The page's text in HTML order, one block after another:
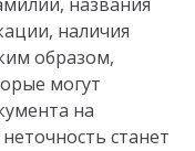
наличия
образом,
могут
на
станет